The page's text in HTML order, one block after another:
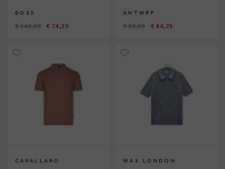
BOSS
€ 149,95 € 74,25
ANTWRP
€ 99,95 € 44,25
CAVALLARO WAX LONDON